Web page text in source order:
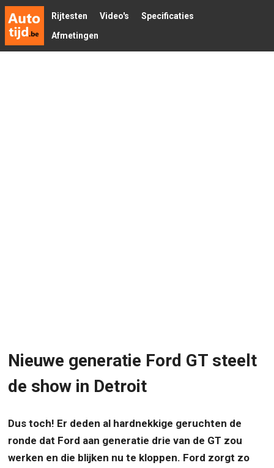
Rijtesten Video's
Specificaties
Afmetingen
Nieuwe generatie Ford GT steelt
de show in Detroit
Dus toch! Er deden al hardnekkige geruchten de
ronde dat Ford aan generatie drie van de GT zou
werken en die blijken nu te kloppen. Ford zorgt zo